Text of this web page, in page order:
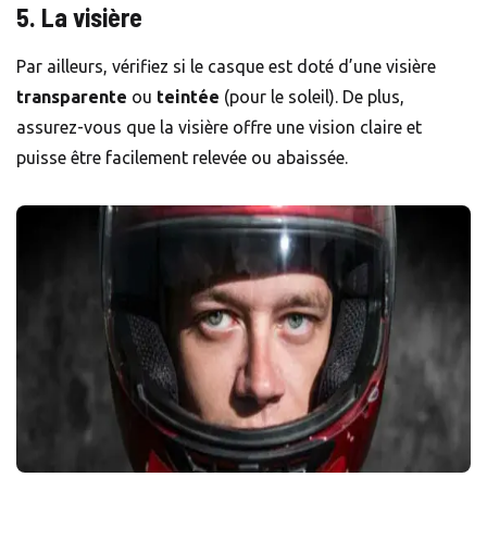
5. La visière
Par ailleurs, vérifiez si le casque est doté d’une visière
transparente ou teintée (pour le soleil). De plus,
assurez-vous que la visière offre une vision claire et
puisse être facilement relevée ou abaissée.